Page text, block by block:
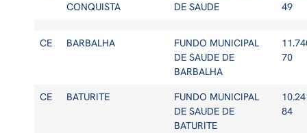
CONQUISTA
DE SAUDE
49
CE BARBALHA
FUNDO MUNICIPAL
DE SAUDE DE
BARBALHA
70
CE BATURITE
FUNDO MUNICIPAL
DE SAUDE DE
BATURITE
84